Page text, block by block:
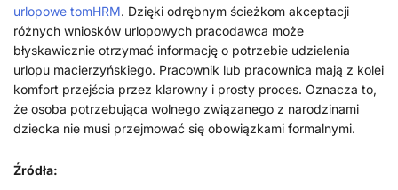
urlopowe tomHRM. Dzięki odrębnym ścieżkom akceptacji
różnych wniosków urlopowych pracodawca może
błyskawicznie otrzymać informację o potrzebie udzielenia
urlopu macierzyńskiego. Pracownik lub pracownica mają z kolei
komfort przejścia przez klarowny i prosty proces. Oznacza to,
że osoba potrzebująca wolnego związanego z narodzinami
dziecka nie musi przejmować się obowiązkami formalnymi.
Źródła: